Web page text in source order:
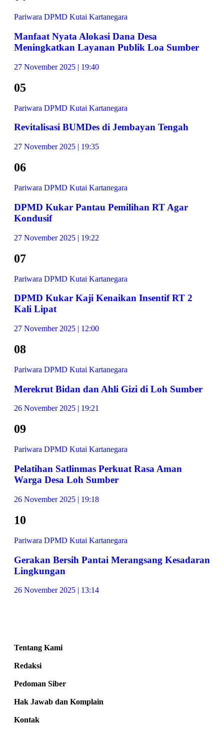
Pariwara DPMD Kutai Kartanegara
Manfaat Nyata Alokasi Dana Desa
Meningkatkan Layanan Publik Loa Sumber
27 November 2025 | 19:40
05
Pariwara DPMD Kutai Kartanegara
Revitalisasi BUMDes di Jembayan Tengah
27 November 2025 | 19:35
06
Pariwara DPMD Kutai Kartanegara
DPMD Kukar Pantau Pemilihan RT Agar
Kondusif
27 November 2025 | 19:22
07
Pariwara DPMD Kutai Kartanegara
DPMD Kukar Kaji Kenaikan Insentif RT 2
Kali Lipat
27 November 2025 | 12:00
08
Pariwara DPMD Kutai Kartanegara
Merekrut Bidan dan Ahli Gizi di Loh Sumber
26 November 2025 | 19:21
09
Pariwara DPMD Kutai Kartanegara
Pelatihan Satlinmas Perkuat Rasa Aman
Warga Desa Loh Sumber
26 November 2025 | 19:18
10
Pariwara DPMD Kutai Kartanegara
Gerakan Bersih Pantai Merangsang Kesadaran
Lingkungan
26 November 2025 | 13:14
Tentang Kami
Redaksi
Pedoman Siber
Hak Jawab dan Komplain
Kontak